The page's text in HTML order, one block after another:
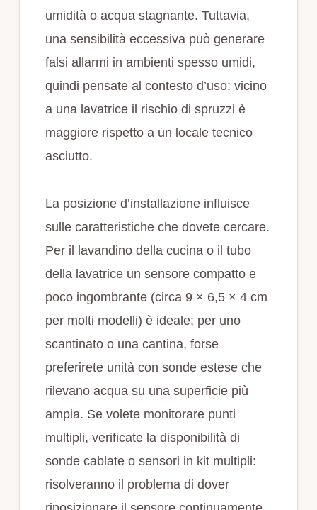
umidità o acqua stagnante. Tuttavia,
una sensibilità eccessiva può generare
falsi allarmi in ambienti spesso umidi,
quindi pensate al contesto d’uso: vicino
a una lavatrice il rischio di spruzzi è
maggiore rispetto a un locale tecnico
asciutto.
La posizione d’installazione influisce
sulle caratteristiche che dovete cercare.
Per il lavandino della cucina o il tubo
della lavatrice un sensore compatto e
poco ingombrante (circa 9 × 6,5 × 4 cm
per molti modelli) è ideale; per uno
scantinato o una cantina, forse
preferirete unità con sonde estese che
rilevano acqua su una superficie più
ampia. Se volete monitorare punti
multipli, verificate la disponibilità di
sonde cablate o sensori in kit multipli:
risolveranno il problema di dover